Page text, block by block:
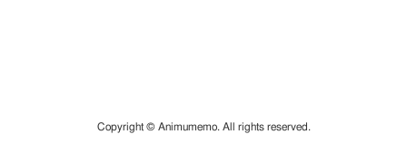
Copyright © Animumemo. All rights reserved.